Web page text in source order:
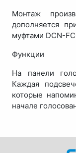
Монтаж
дополняется
муфтами DCN-
Функции
На панели
Каждая
которые
начале